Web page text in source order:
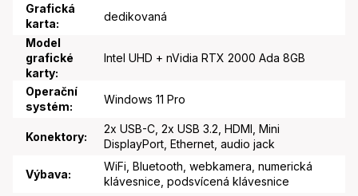
Grafická
karta:
dedikovaná
Model
grafické
karty:
Intel UHD + nVidia RTX 2000 Ada 8GB
Operační
systém:
Windows 11 Pro
Konektory:
2x USB-C, 2x USB 3.2, HDMI, Mini
DisplayPort, Ethernet, audio jack
Výbava:
WiFi, Bluetooth, webkamera, numerická
klávesnice, podsvícená klávesnice